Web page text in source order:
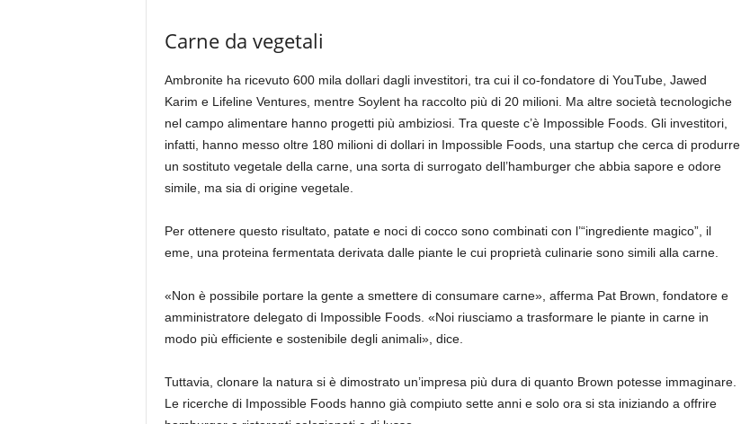
Carne da vegetali
Ambronite ha ricevuto 600 mila dollari dagli investitori, tra cui il co-fondatore di YouTube, Jawed
Karim e Lifeline Ventures, mentre Soylent ha raccolto più di 20 milioni. Ma altre società tecnologiche
nel campo alimentare hanno progetti più ambiziosi. Tra queste c’è Impossible Foods. Gli investitori,
infatti, hanno messo oltre 180 milioni di dollari in Impossible Foods, una startup che cerca di produrre
un sostituto vegetale della carne, una sorta di surrogato dell’hamburger che abbia sapore e odore
simile, ma sia di origine vegetale.
Per ottenere questo risultato, patate e noci di cocco sono combinati con l’“ingrediente magico”, il
eme, una proteina fermentata derivata dalle piante le cui proprietà culinarie sono simili alla carne.
«Non è possibile portare la gente a smettere di consumare carne», afferma Pat Brown, fondatore e
amministratore delegato di Impossible Foods. «Noi riusciamo a trasformare le piante in carne in
modo più efficiente e sostenibile degli animali», dice.
Tuttavia, clonare la natura si è dimostrato un’impresa più dura di quanto Brown potesse immaginare.
Le ricerche di Impossible Foods hanno già compiuto sette anni e solo ora si sta iniziando a offrire